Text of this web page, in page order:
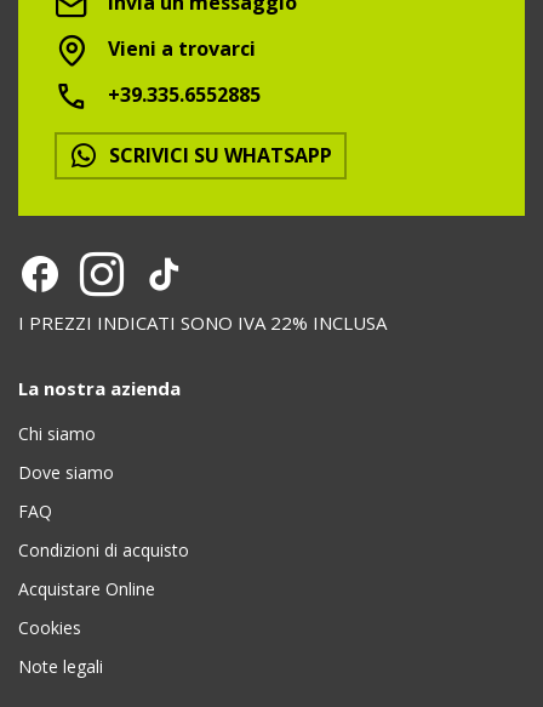
Vieni a trovarci
+39.335.6552885
SCRIVICI SU WHATSAPP
I PREZZI INDICATI SONO IVA 22% INCLUSA
La nostra azienda
Chi siamo
Dove siamo
FAQ
Condizioni di acquisto
Acquistare Online
Cookies
Note legali